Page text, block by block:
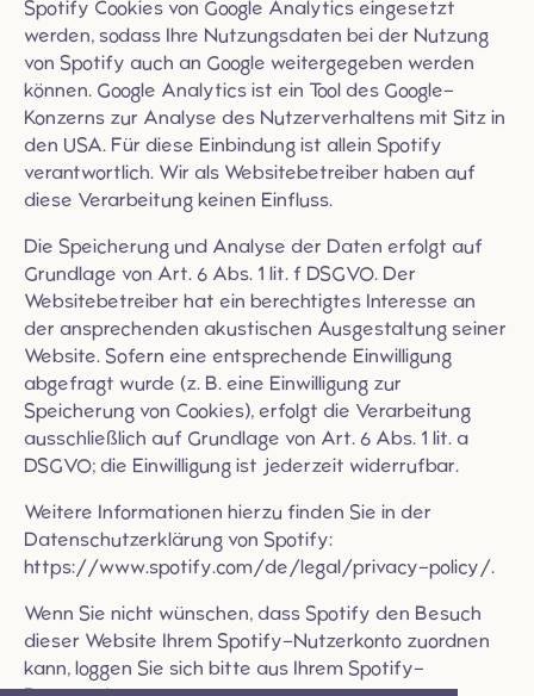
Spotify Cookies von Google Analytics eingesetzt
werden, sodass Ihre Nutzungsdaten bei der Nutzung
von Spotify auch an Google weitergegeben werden
können. Google Analytics ist ein Tool des Google-
Konzerns zur Analyse des Nutzerverhaltens mit Sitz in
den USA. Für diese Einbindung ist allein Spotify
verantwortlich. Wir als Websitebetreiber haben auf
diese Verarbeitung keinen Einfluss.
Die Speicherung und Analyse der Daten erfolgt auf
Grundlage von Art. 6 Abs. 1 lit. f DSGVO. Der
Websitebetreiber hat ein berechtigtes Interesse an
der ansprechenden akustischen Ausgestaltung seiner
Website. Sofern eine entsprechende Einwilligung
abgefragt wurde (z. B. eine Einwilligung zur
Speicherung von Cookies), erfolgt die Verarbeitung
ausschließlich auf Grundlage von Art. 6 Abs. 1 lit. a
DSGVO; die Einwilligung ist jederzeit widerrufbar.
Weitere Informationen hierzu finden Sie in der
Datenschutzerklärung von Spotify:
https://www.spotify.com/de/legal/privacy-policy/.
Wenn Sie nicht wünschen, dass Spotify den Besuch
dieser Website Ihrem Spotify-Nutzerkonto zuordnen
kann, loggen Sie sich bitte aus Ihrem Spotify-